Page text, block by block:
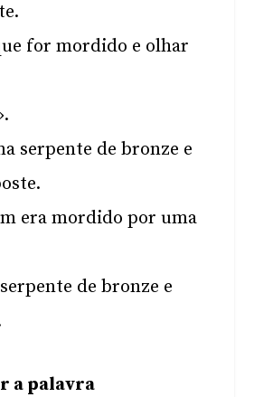
for mordido e olhar
serpente de bronze e
era mordido por uma
de bronze e
a palavra